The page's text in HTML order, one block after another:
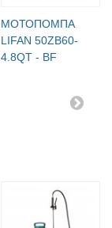
МОТОПОМПА
LIFAN 50ZB60-
4.8QT - BF